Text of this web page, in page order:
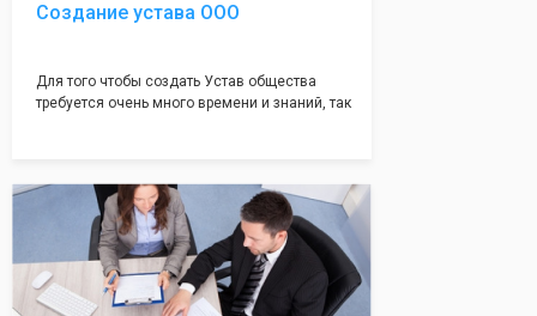
Создание устава ООО
Для того чтобы создать Устав общества
требуется очень много времени и знаний, так
Наша компания предоставит вам свой
уникальный Устав Общества, который
подойдет для любой компании. Устав,
сделанный нашими профессиональными
юристами, успешно проходит регистрацию в
налоговой инспекции!